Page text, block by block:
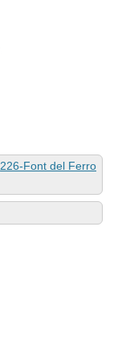
226-Font del Ferro